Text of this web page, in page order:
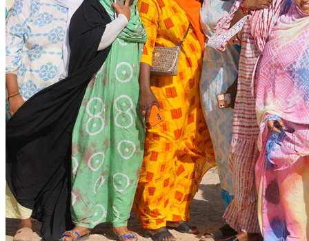
Santé
Campagne sanitaire
Lire la suite